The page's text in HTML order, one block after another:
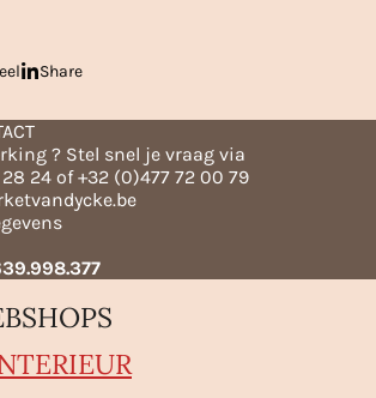
Share
? Stel snel je vraag via
24 of +32 (0)477 72 00 79